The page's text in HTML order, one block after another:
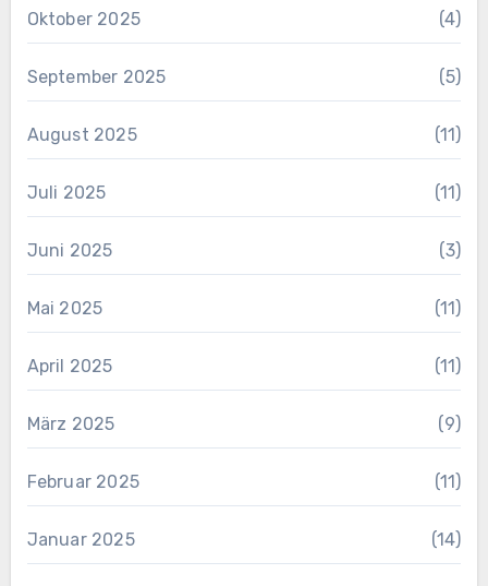
Oktober 2025 (4)
September 2025 (5)
August 2025 (11)
Juli 2025 (11)
Juni 2025 (3)
Mai 2025 (11)
April 2025 (11)
März 2025 (9)
Februar 2025 (11)
Januar 2025 (14)